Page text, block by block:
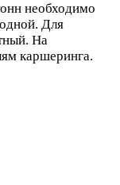
необходимо
Для
На
каршеринга.